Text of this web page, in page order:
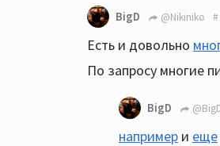
BigD @Nikiniko
Есть и довольно
По запросу многие
BigD
например и еще